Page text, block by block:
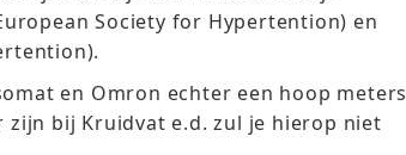
Society for Hypertention) en
en Omron echter een hoop meters
bij Kruidvat e.d. zul je hierop niet